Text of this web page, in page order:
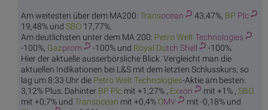
Am weitesten über dem MA200: Transocean 43,47%, BP Plc
19,48% und SBO 17,77%.
Am deutlichsten unter dem MA 200: Petro Welt Technologies
-100%, Gazprom -100% und Royal Dutch Shell
-100%.
Hier der aktuelle ausserbörsliche Blick. Vergleicht man die
aktuellen Indikationen bei L&S mit dem letzten Schlusskurs, so
lag um 8:33 Uhr die Petro Welt Technologies-Aktie am besten:
3,12% Plus. Dahinter BP Plc mit +1,27% , Exxon mit +1% , SBO
mit +0,7% und Transocean mit +0,4% OMV
mit -0,18% und